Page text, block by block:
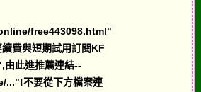
free443098.html"
費與短期試用訂閱KF
由此進推薦連結--
不要從下方檔案連